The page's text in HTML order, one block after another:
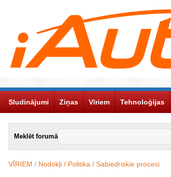
Sludinājumi Ziņas Vīriem Tehnoloģijas
Meklēt forumā
VĪRIEM / Nodokļi / Politika / Sabiedriskie procesi